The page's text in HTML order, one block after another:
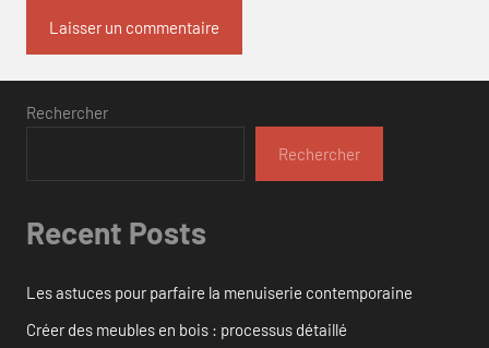
Rechercher
Rechercher
Recent Posts
Les astuces pour parfaire la menuiserie contemporaine
Créer des meubles en bois : processus détaillé